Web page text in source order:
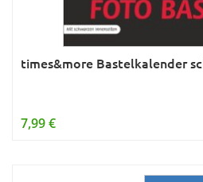
times&more Bastelkalender
7,99 €